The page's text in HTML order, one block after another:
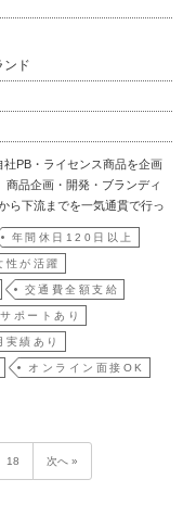
ンド
社PB・ライセンス商品を企画
商品企画・開発・ブランディ
ら下流までを一気通貫で行っ
しています。【募集背景】
】チーム内の他職種と連携い
年間休日120日以上
性が活躍
交通費全額支給
ポートあり
績あり
オンライン面接OK
18 次へ »